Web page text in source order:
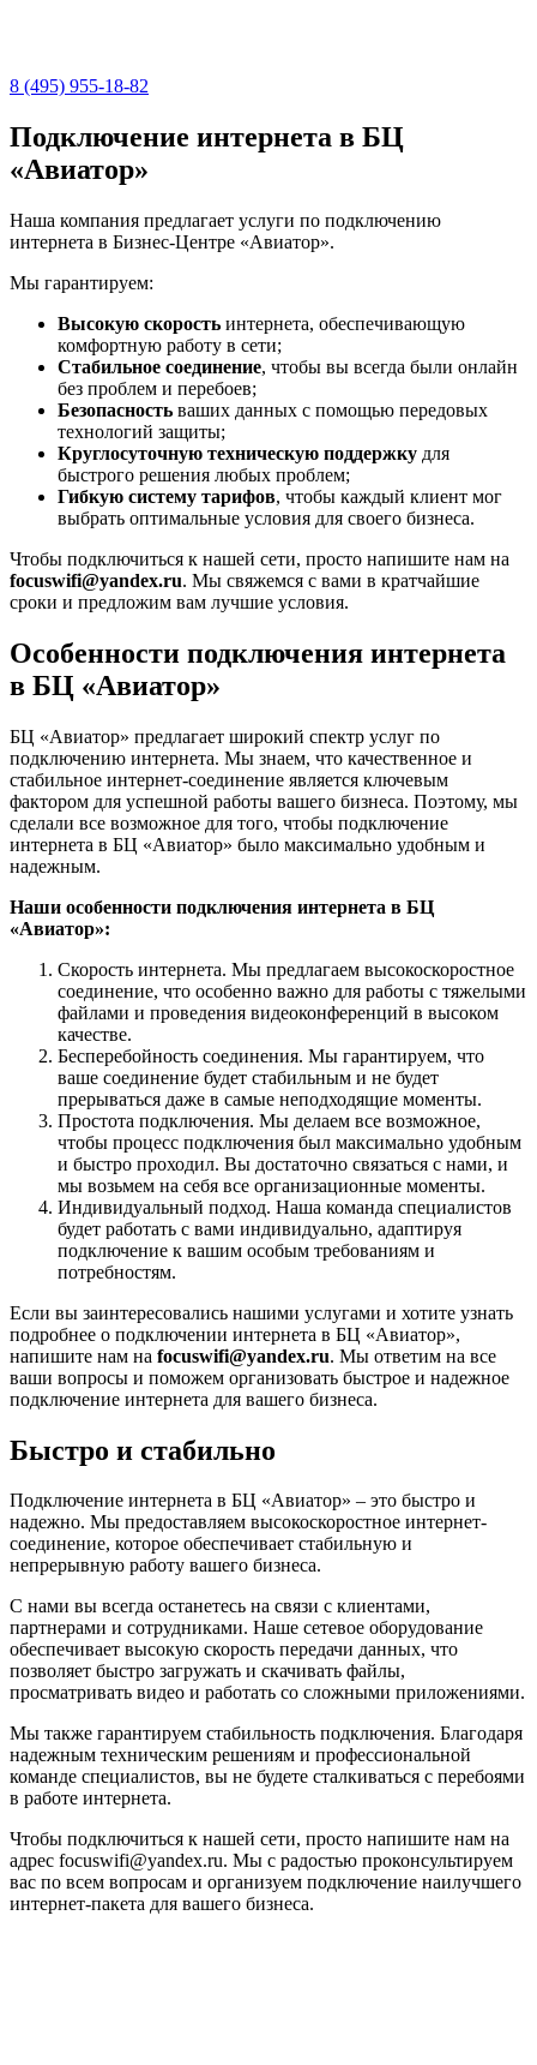
8 (495) 955-18-82
Подключение интернета в БЦ
«Авиатор»
Наша компания предлагает услуги по подключению
интернета в Бизнес-Центре «Авиатор».
Мы гарантируем:
Высокую скорость интернета, обеспечивающую
комфортную работу в сети;
Стабильное соединение, чтобы вы всегда были онлайн
без проблем и перебоев;
Безопасность ваших данных с помощью передовых
технологий защиты;
Круглосуточную техническую поддержку для
быстрого решения любых проблем;
Гибкую систему тарифов, чтобы каждый клиент мог
выбрать оптимальные условия для своего бизнеса.
Чтобы подключиться к нашей сети, просто напишите нам на
focuswifi@yandex.ru. Мы свяжемся с вами в кратчайшие
сроки и предложим вам лучшие условия.
Особенности подключения интернета
в БЦ «Авиатор»
БЦ «Авиатор» предлагает широкий спектр услуг по
подключению интернета. Мы знаем, что качественное и
стабильное интернет-соединение является ключевым
фактором для успешной работы вашего бизнеса. Поэтому, мы
сделали все возможное для того, чтобы подключение
интернета в БЦ «Авиатор» было максимально удобным и
надежным.
Наши особенности подключения интернета в БЦ
«Авиатор»:
Скорость интернета. Мы предлагаем высокоскоростное
соединение, что особенно важно для работы с тяжелыми
файлами и проведения видеоконференций в высоком
качестве.
Бесперебойность соединения. Мы гарантируем, что
ваше соединение будет стабильным и не будет
прерываться даже в самые неподходящие моменты.
Простота подключения. Мы делаем все возможное,
чтобы процесс подключения был максимально удобным
и быстро проходил. Вы достаточно связаться с нами, и
мы возьмем на себя все организационные моменты.
Индивидуальный подход. Наша команда специалистов
будет работать с вами индивидуально, адаптируя
подключение к вашим особым требованиям и
потребностям.
Если вы заинтересовались нашими услугами и хотите узнать
подробнее о подключении интернета в БЦ «Авиатор»,
напишите нам на focuswifi@yandex.ru. Мы ответим на все
ваши вопросы и поможем организовать быстрое и надежное
подключение интернета для вашего бизнеса.
Быстро и стабильно
Подключение интернета в БЦ «Авиатор» – это быстро и
надежно. Мы предоставляем высокоскоростное интернет-
соединение, которое обеспечивает стабильную и
непрерывную работу вашего бизнеса.
С нами вы всегда останетесь на связи с клиентами,
партнерами и сотрудниками. Наше сетевое оборудование
обеспечивает высокую скорость передачи данных, что
позволяет быстро загружать и скачивать файлы,
просматривать видео и работать со сложными приложениями.
Мы также гарантируем стабильность подключения. Благодаря
надежным техническим решениям и профессиональной
команде специалистов, вы не будете сталкиваться с перебоями
в работе интернета.
Чтобы подключиться к нашей сети, просто напишите нам на
адрес focuswifi@yandex.ru. Мы с радостью проконсультируем
вас по всем вопросам и организуем подключение наилучшего
интернет-пакета для вашего бизнеса.